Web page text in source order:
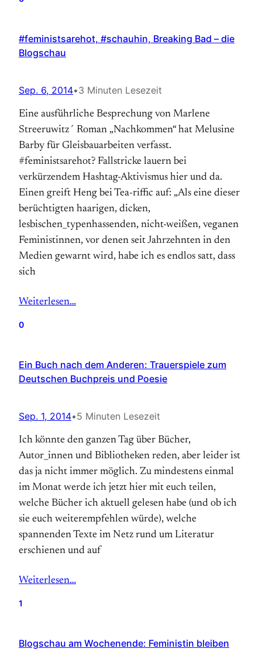
#feministsarehot, #schauhin, Breaking Bad – die
Blogschau
Sep. 6, 2014•3 Minuten Lesezeit
Eine ausführliche Besprechung von Marlene
Streeruwitz´ Roman „Nachkommen“ hat Melusine
Barby für Gleisbauarbeiten verfasst.
#feministsarehot? Fallstricke lauern bei
verkürzendem Hashtag-Aktivismus hier und da.
Einen greift Heng bei Tea-riffic auf: „Als eine dieser
berüchtigten haarigen, dicken,
lesbischen_typenhassenden, nicht-weißen, veganen
Feministinnen, vor denen seit Jahrzehnten in den
Medien gewarnt wird, habe ich es endlos satt, dass
sich
Weiterlesen…
0
Ein Buch nach dem Anderen: Trauerspiele zum
Deutschen Buchpreis und Poesie
Sep. 1, 2014•5 Minuten Lesezeit
Ich könnte den ganzen Tag über Bücher,
Autor_innen und Bibliotheken reden, aber leider ist
das ja nicht immer möglich. Zu mindestens einmal
im Monat werde ich jetzt hier mit euch teilen,
welche Bücher ich aktuell gelesen habe (und ob ich
sie euch weiterempfehlen würde), welche
spannenden Texte im Netz rund um Literatur
erschienen und auf
Weiterlesen…
1
Blogschau am Wochenende: Feministin bleiben